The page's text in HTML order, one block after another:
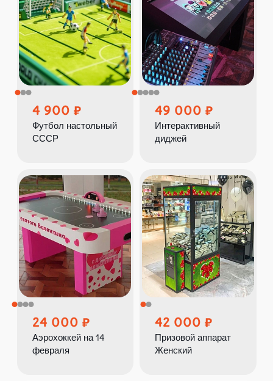
4 900
Футбол настольный
СССР
49 000
Интерактивный
диджей
24 000
Аэрохоккей на 14
февраля
42 000
Призовой аппарат
Женский